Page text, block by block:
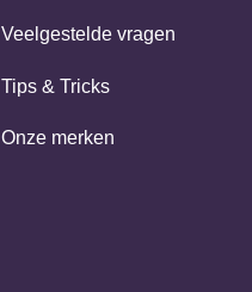
Veelgestelde vragen
Tips & Tricks
Onze merken